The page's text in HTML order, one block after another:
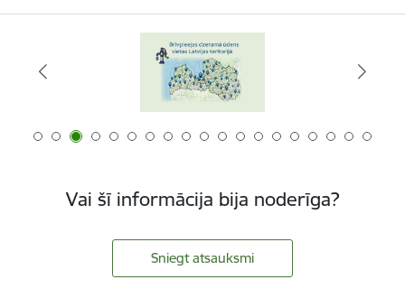
Vai šī informācija bija noderīga?
Sniegt atsauksmi